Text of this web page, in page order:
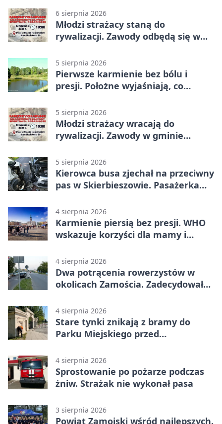
6 sierpnia 2026
Młodzi strażacy staną do
rywalizacji. Zawody odbędą się w
5 sierpnia 2026
Pierwsze karmienie bez bólu i
presji. Położne wyjaśniają, co
5 sierpnia 2026
Młodzi strażacy wracają do
rywalizacji. Zawody w gminie
5 sierpnia 2026
Kierowca busa zjechał na przeciwny
pas w Skierbieszowie. Pasażerka
4 sierpnia 2026
Karmienie piersią bez presji. WHO
wskazuje korzyści dla mamy i
4 sierpnia 2026
Dwa potrącenia rowerzystów w
okolicach Zamościa. Zadecydowało
4 sierpnia 2026
Stare tynki znikają z bramy do
Parku Miejskiego przed
4 sierpnia 2026
Sprostowanie po pożarze podczas
żniw. Strażak nie wykonał pasa
3 sierpnia 2026
Powiat Zamojski wśród najlepszych.